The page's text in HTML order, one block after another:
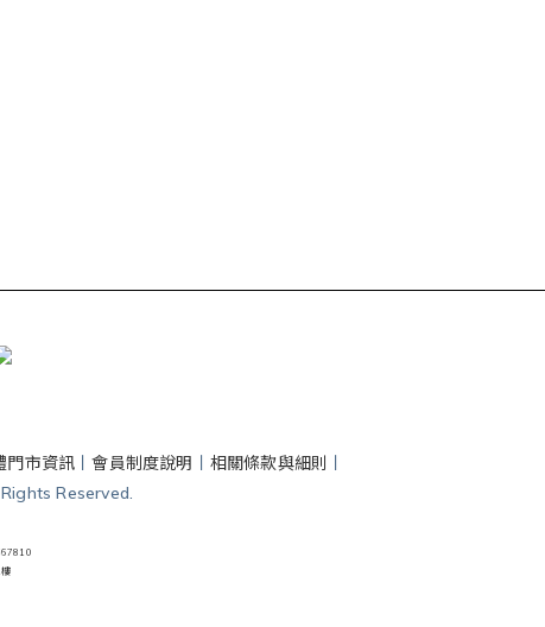
門市資訊 丨會員制度說明 相關條款與細則
Reserved.